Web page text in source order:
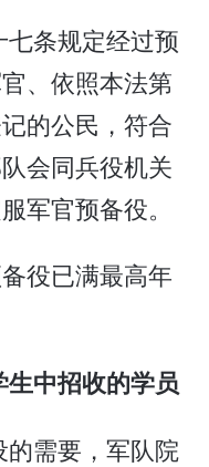
条规定经过预
、依照本法第
的公民，符合
会同兵役机关
军官预备役。
役已满最高年
中招收的学员
需要，军队院